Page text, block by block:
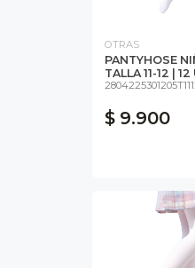
OTRAS
PANTYHOSE
TALLA 11-12 |
$ 9.900